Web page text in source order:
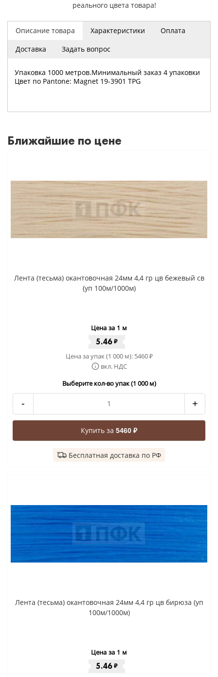
Описание товара Характеристики
Оплата
Доставка
Задать вопрос
Упаковка 1000 метров.Минимальный заказ 4 упаковки
Цвет по Pantone: Magnet 19-3901 TPG
реального цвета товара!
Ближайшие по цене
Лента (тесьма) окантовочная 24мм 4,4 гр цв бежевый св
(уп 100м/1000м)
Цена за 1 м
5.46 ₽
Цена за упак (1 000 м): 5460₽
вкл. НДС
Выберите кол-во упак (1 000 м)
- +
Купить за 5460 ₽
Бесплатная доставка по РФ
Лента (тесьма) окантовочная 24мм 4,4 гр цв бирюза (уп
100м/1000м)
Цена за 1 м
5.46 ₽